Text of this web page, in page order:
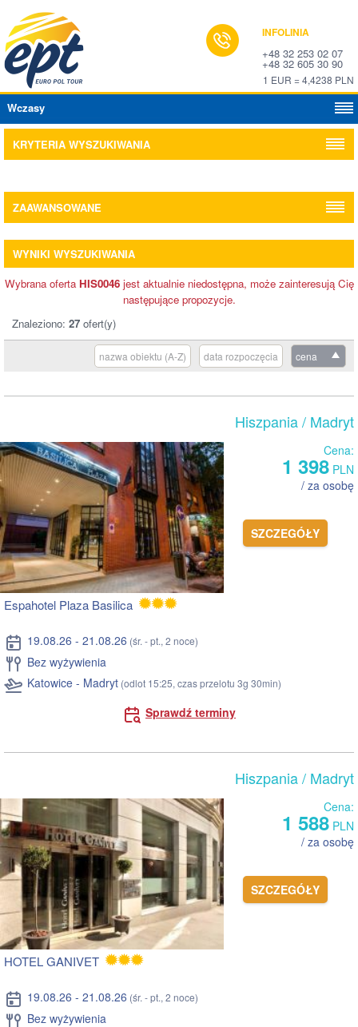
INFOLINIA
+48 32 253 02 07
+48 32 605 30 90
1 EUR = 4,4238 PLN
Wczasy
KRYTERIA WYSZUKIWANIA
ZAAWANSOWANE
WYNIKI WYSZUKIWANIA
Wybrana oferta HIS0046jest aktualnie niedostępna, może zainteresują Cię
następujące propozycje.
Znaleziono: 27 ofert(y)
cena
data rozpoczęcia
nazwa obiektu (A-Z)
Hiszpania/ Madryt
Cena:
1 398 PLN
/ za osobę
SZCZEGÓŁY
Espahotel Plaza Basilica
19.08.26 - 21.08.26 (śr. - pt., 2 noce)
Bez wyżywienia
Katowice - Madryt (odlot 15:25, czas przelotu 3g 30min)
Sprawdź terminy
Hiszpania/ Madryt
Cena:
1 588 PLN
/ za osobę
SZCZEGÓŁY
HOTEL GANIVET
19.08.26 - 21.08.26 (śr. - pt., 2 noce)
Bez wyżywienia